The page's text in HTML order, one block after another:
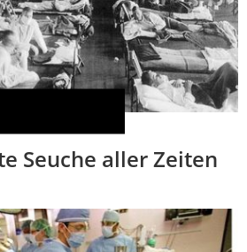
Seuche aller Zeiten